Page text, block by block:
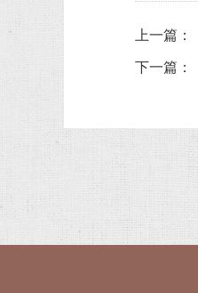
上一篇：
下一篇：